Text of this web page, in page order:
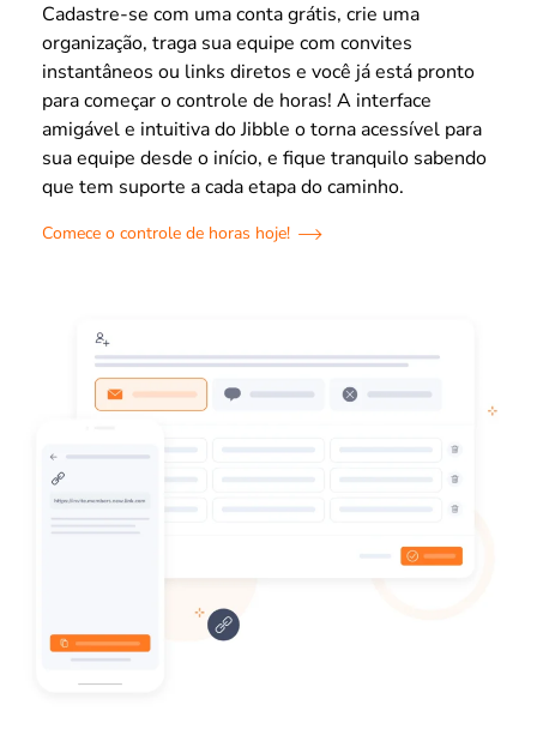
Cadastre-se com uma conta grátis, crie uma
organização, traga sua equipe com convites
instantâneos ou links diretos e você já está pronto
para começar o controle de horas! A interface
amigável e intuitiva do Jibble o torna acessível para
sua equipe desde o início, e fique tranquilo sabendo
que tem suporte a cada etapa do caminho.
Comece o controle de horas hoje!